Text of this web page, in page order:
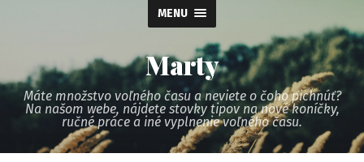
MENU
Marty
Máte množstvo voľného času a neviete o čoho pichnúť?
Na našom webe, nájdete stovky tipov na nové koníčky,
ručné práce a iné vyplnenie voľného času.